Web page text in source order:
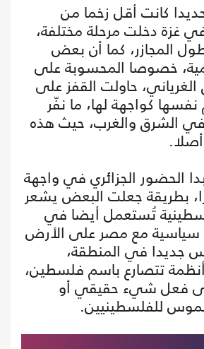
تحديدا كانت أقل زخما من
غزة دخلت مرحلة مختلفة،
المجازر، كما أن بعض
خصوصا المحسوبة على
حاولت القفز على
نفسها كواجهة لها، ما نفّر
الشرق والغرب، حيث هذه
أصلا.
الحضور الجزائري في واجهة
بطريقة جعلت البعض يشعر
تُستعمل أيضا في
سياسية مع مصر على الأرض
جديدا في المنطقة،
تتصارع باسم فلسطين،
فعل شيء حقيقي أو
للفلسطينيين.